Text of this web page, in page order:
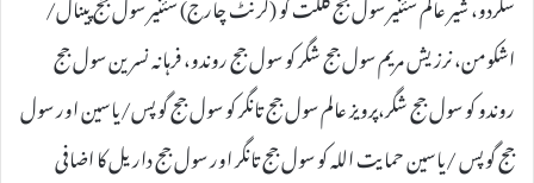
اشکومن، نرزیش مریم سول جج شگر کو سول جج روندو، فرہانہ نسرین سول جج
روندو کو سول جج شگر،پرویز عالم سول جج تانگر کو سول جج گوپس/یاسین اور سول
جج گوپس /یاسین حمایت اللہ کو سول جج تانگر اور سول جج داریل کا اضافی